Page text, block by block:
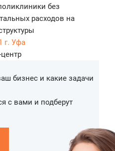
без
расходов на
г. Уфа
бизнес и какие задачи
с вами и подберут